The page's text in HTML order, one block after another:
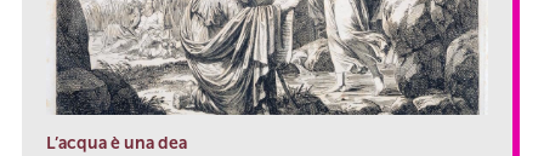
L’acqua è una dea